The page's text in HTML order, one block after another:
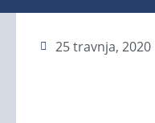
25 travnja, 2020